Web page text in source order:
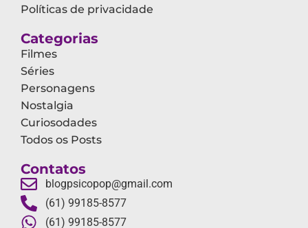
Políticas de privacidade
Categorias
Filmes
Séries
Personagens
Nostalgia
Curiosodades
Todos os Posts
Contatos
blogpsicopop@gmail.com
(61) 99185-8577
(61) 99185-8577